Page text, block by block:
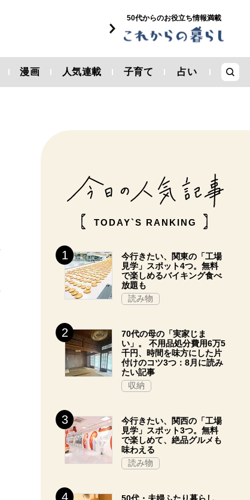
50代からのお役立ち情報満載
漫画 人気連載 子育て 占い
TODAY`S RANKING
今行きたい、関東の「工場
見学」スポット4つ。無料
で楽しめるバイキング食べ
放題も
読み物
70代の母の「実家じま
い」。 不用品処分費用6万5
千円、時間を味方にした片
付けのコツ3つ：8月に読み
たい記事
収納
今行きたい、関西の「工場
見学」スポット3つ。無料
で楽しめて、絶品グルメも
味わえる
読み物